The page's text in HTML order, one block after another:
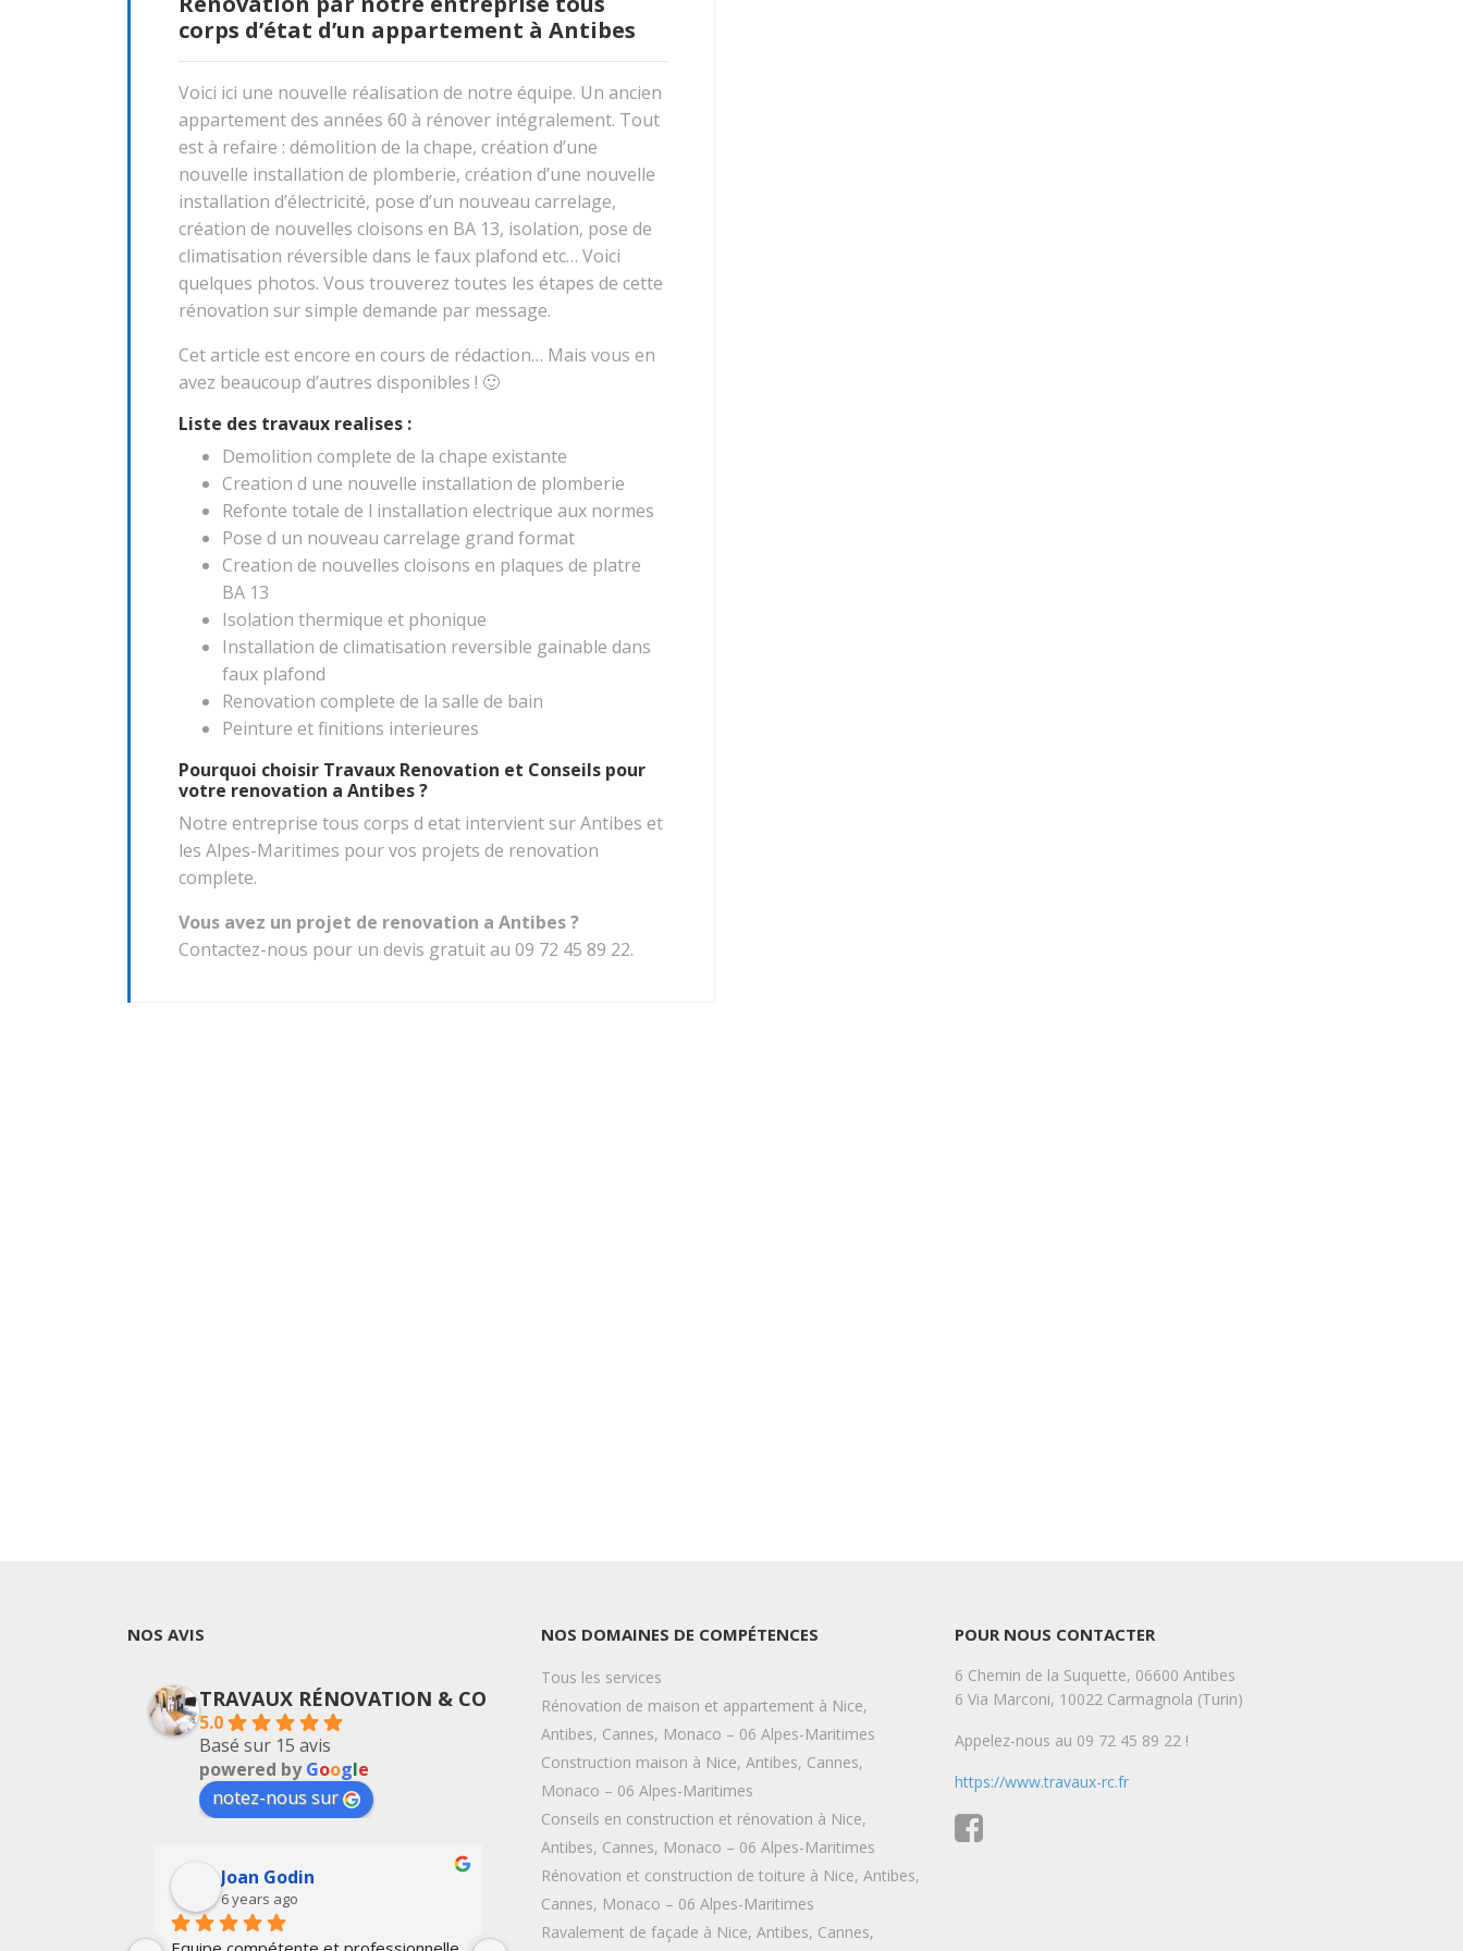
corps d’état d’un appartement à Antibes
Voici ici une nouvelle réalisation de notre équipe. Un ancien
appartement des années 60 à rénover intégralement. Tout
est à refaire : démolition de la chape, création d’une
nouvelle installation de plomberie, création d’une nouvelle
installation d’électricité, pose d’un nouveau carrelage,
création de nouvelles cloisons en BA 13, isolation, pose de
climatisation réversible dans le faux plafond etc… Voici
quelques photos. Vous trouverez toutes les étapes de cette
rénovation sur simple demande par message.
Cet article est encore en cours de rédaction… Mais vous en
avez beaucoup d’autres disponibles ! 🙂
Liste des travaux realises :
Demolition complete de la chape existante
Creation d une nouvelle installation de plomberie
Refonte totale de l installation electrique aux normes
Pose d un nouveau carrelage grand format
Creation de nouvelles cloisons en plaques de platre
BA 13
Isolation thermique et phonique
Installation de climatisation reversible gainable dans
faux plafond
Renovation complete de la salle de bain
Peinture et finitions interieures
Pourquoi choisir Travaux Renovation et Conseils pour
votre renovation a Antibes ?
Notre entreprise tous corps d etat intervient sur Antibes et
les Alpes-Maritimes pour vos projets de renovation
complete.
Vous avez un projet de renovation a Antibes ?
Contactez-nous pour un devis gratuit au 09 72 45 89 22.
NOS AVIS
TRAVAUX RÉNOVATION & CO
5.0
Basé sur 15 avis
powered byGoogle
notez-nous sur
Joan Godin
6 years ago
Camille Zins
6 years ago
Camille Durand
NOS DOMAINES DE COMPÉTENCES
Tous les services
Rénovation de maison et appartement à Nice,
Antibes, Cannes, Monaco – 06 Alpes-Maritimes
Construction maison à Nice, Antibes, Cannes,
Monaco – 06 Alpes-Maritimes
Conseils en construction et rénovation à Nice,
Antibes, Cannes, Monaco – 06 Alpes-Maritimes
Rénovation et construction de toiture à Nice, Antibes,
Cannes, Monaco – 06 Alpes-Maritimes
Ravalement de façade à Nice, Antibes, Cannes,
POUR NOUS CONTACTER
6 Chemin de la Suquette, 06600 Antibes
6 Via Marconi, 10022 Carmagnola (Turin)
Appelez-nous au 09 72 45 89 22 !
https://www.travaux-rc.fr